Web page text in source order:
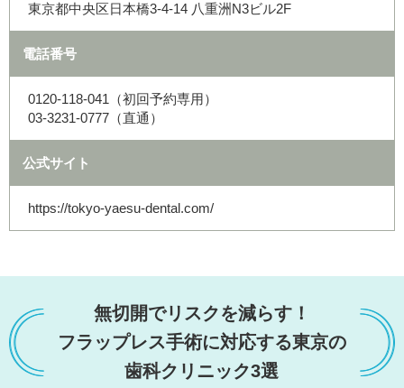
東京都中央区日本橋3-4-14 八重洲N3ビル2F
電話番号
0120-118-041（初回予約専用）
03-3231-0777（直通）
公式サイト
https://tokyo-yaesu-dental.com/
無切開でリスクを減らす！
フラップレス手術に対応する東京の
歯科クリニック3選